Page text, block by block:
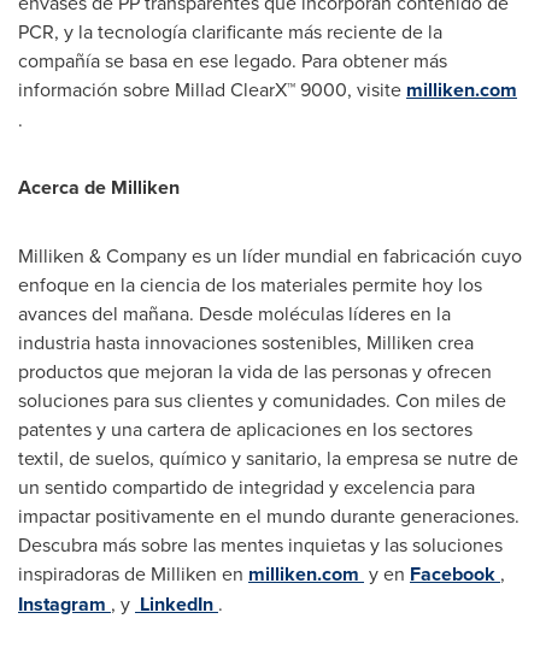
PCR, y la tecnología clarificante más reciente de la
compañía se basa en ese legado. Para obtener más
información sobre Millad ClearX™ 9000, visite milliken.com
.
Acerca de Milliken
Milliken & Company es un líder mundial en fabricación cuyo
enfoque en la ciencia de los materiales permite hoy los
avances del mañana. Desde moléculas líderes en la
industria hasta innovaciones sostenibles, Milliken crea
productos que mejoran la vida de las personas y ofrecen
soluciones para sus clientes y comunidades. Con miles de
patentes y una cartera de aplicaciones en los sectores
textil, de suelos, químico y sanitario, la empresa se nutre de
un sentido compartido de integridad y excelencia para
impactar positivamente en el mundo durante generaciones.
Descubra más sobre las mentes inquietas y las soluciones
inspiradoras de Milliken en milliken.com y en Facebook ,
Instagram , y LinkedIn .